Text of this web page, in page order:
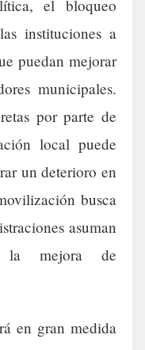
el bloqueo
instituciones a
puedan mejorar
municipales.
por parte de
local puede
un deterioro en
busca
asuman
la mejora de
en gran medida